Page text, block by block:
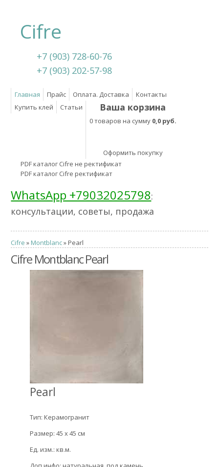
Cifre
+7 (903) 728-60-76
+7 (903) 202-57-98
Главная Прайс Оплата. Доставка
Контакты
Купить клей
Статьи Ваша корзина
0 товаров на сумму 0,0 руб.
Оформить покупку
PDF каталог Cifre не ректификат
PDF каталог Cifre ректификат
WhatsApp +79032025798:
консультации, советы, продажа
Cifre » Montblanc» Pearl
Cifre Montblanc Pearl
Pearl
Тип: Керамогранит
Размер: 45 x 45 см
Ед. изм.: кв.м.